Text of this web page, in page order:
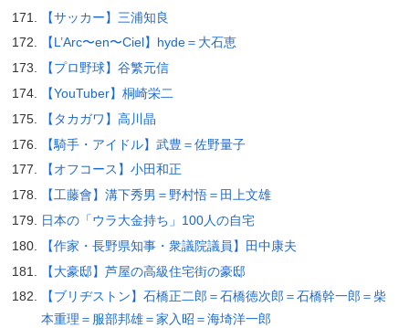
【サッカー】三浦知良
【L’Arc〜en〜Ciel】hyde＝大石恵
【プロ野球】谷繁元信
【YouTuber】桐崎栄二
【タカガワ】高川晶
【騎手・アイドル】武豊＝佐野量子
【オフコース】小田和正
【工藤會】溝下秀男＝野村悟＝田上文雄
日本の「ウラ大金持ち」100人の自宅
【作家・長野県知事・衆議院議員】田中康夫
【大豪邸】芦屋の高級住宅街の豪邸
【ブリヂストン】石橋正二郎＝石橋徳次郎＝石橋幹一郎＝柴
本重理＝服部邦雄＝家入昭＝海埼洋一郎